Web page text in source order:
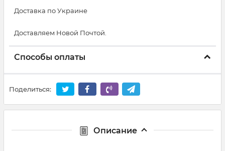
Доставка по Украине
Доставляем Новой Почтой.
Способы оплаты
Поделиться:
Описание